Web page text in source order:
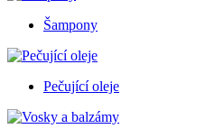
Šampony
Pečující oleje